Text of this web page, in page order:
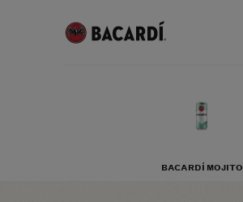
BACARDÍ MOJITO